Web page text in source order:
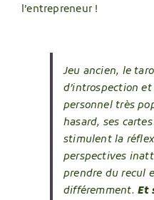
l’entrepreneur !
Jeu ancien, le
d’introspection
personnel très
hasard, ses
stimulent la
perspectives
prendre du recul
différemment. Et